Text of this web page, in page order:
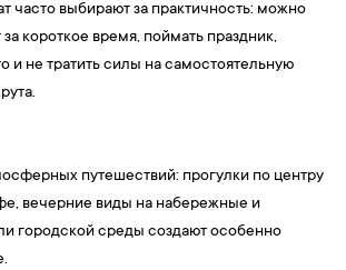
часто выбирают за практичность: можно
короткое время, поймать праздник,
и не тратить силы на самостоятельную
путешествий: прогулки по центру
вечерние виды на набережные и
городской среды создают особенно